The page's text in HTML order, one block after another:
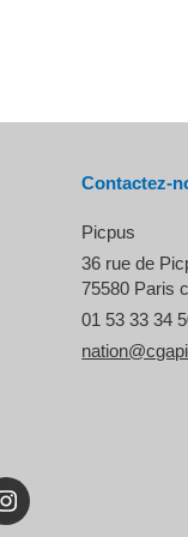
Contactez-
Picpus
36 rue de
75580 Paris
01 53 33 34